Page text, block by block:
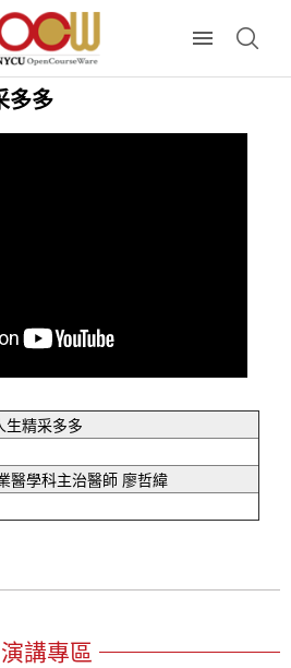
多多
生精采多多
醫學科主治醫師 廖哲緯
演講專區